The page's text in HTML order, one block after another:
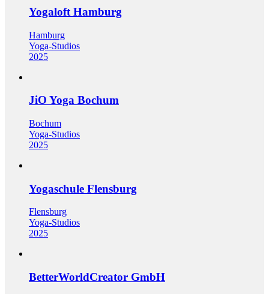
Yogaloft Hamburg
Hamburg
Yoga-Studios
2025
JiO Yoga Bochum
Bochum
Yoga-Studios
2025
Yogaschule Flensburg
Flensburg
Yoga-Studios
2025
BetterWorldCreator GmbH